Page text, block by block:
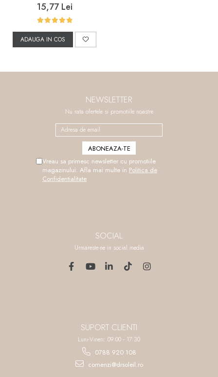
15,77 Lei
ADAUGA IN COS
NEWSLETTER
Nu rata ofertele si promotiile noastre
Vreau sa primesc newsletter cu promotiile
magazinului. Afla mai multe in Politica de
Confidentialitate
SOCIAL
Urmareste-ne in social media
SUPORT CLIENTI
Luni-Vineri: 09:00 - 17:30
0788 920 108
comenzi@drsoleil.ro